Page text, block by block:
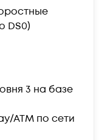
DS0)
3 на базе
ATM по сети